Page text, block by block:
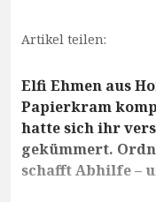
Artikel teilen:
Elfi Ehmen aus
Papierkram
hatte sich ihr
gekümmert.
schafft Abhilfe –